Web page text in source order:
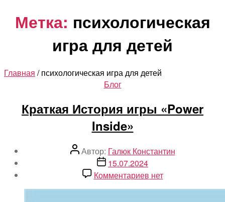
Метка: психологическая
игра для детей
Главная / психологическая игра для детей
Рубрики
Блог
Краткая История игры «Power
Inside»
АвторАвтор: Галюк Константин
Дата
записи
15.07.2024
Комментариевкнет